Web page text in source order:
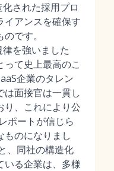
された採用プロ
イアンスを確保す
です。
を強いました
て史上最高のこ
企業のタレン
は面接官は一貫し
り、これにより公
ポートが信じら
ものになりまし
、同社の構造化
いる企業は、多様